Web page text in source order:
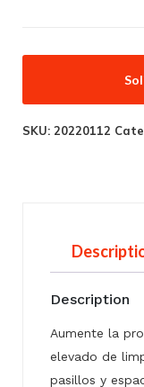
SKU: 20220112
Description
Aumente la
elevado de
pasillos y